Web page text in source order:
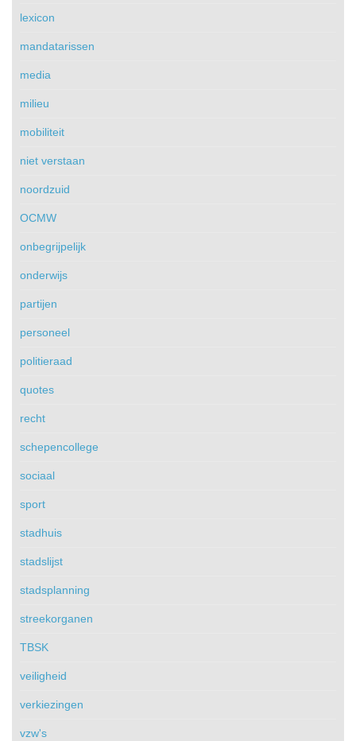
lexicon
mandatarissen
media
milieu
mobiliteit
niet verstaan
noordzuid
OCMW
onbegrijpelijk
onderwijs
partijen
personeel
politieraad
quotes
recht
schepencollege
sociaal
sport
stadhuis
stadslijst
stadsplanning
streekorganen
TBSK
veiligheid
verkiezingen
vzw's